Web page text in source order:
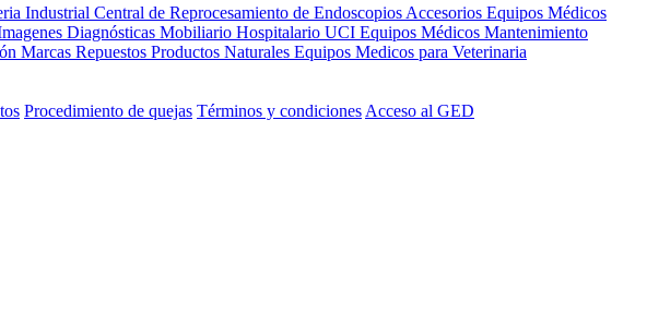
Industrial Central de Reprocesamiento de Endoscopios Accesorios Equipos Médicos
Diagnósticas Mobiliario Hospitalario UCI Equipos Médicos Mantenimiento
Marcas Repuestos Productos Naturales Equipos Medicos para Veterinaria
Procedimiento de quejas Términos y condiciones Acceso al GED